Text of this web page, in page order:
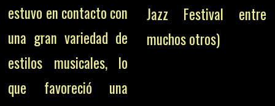
estuvo en contacto con
una gran variedad de
estilos musicales, lo
que favoreció una
Jazz Festival entre
muchos otros)